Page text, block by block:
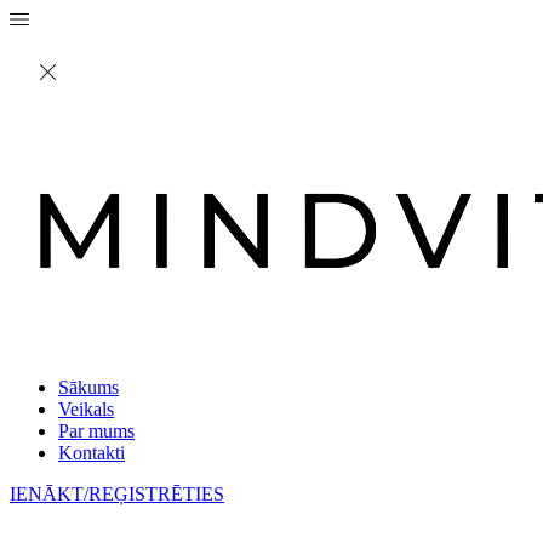
Sākums
Veikals
Par mums
Kontakti
IENĀKT/REĢISTRĒTIES